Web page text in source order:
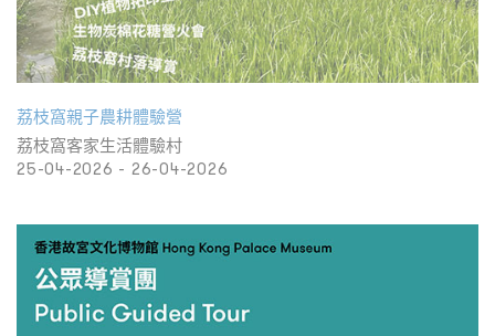
荔枝窩親子農耕體驗營
荔枝窩客家生活體驗村
25-04-2026 - 26-04-2026